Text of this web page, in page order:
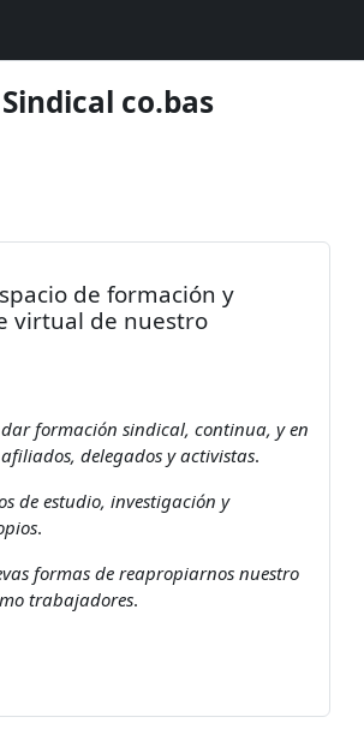
co.bas
de formación y
virtual de nuestro
dar formación sindical, continua, y en
delegados y activistas.
de estudio, investigación y
.
formas de reapropiarnos nuestro
trabajadores.